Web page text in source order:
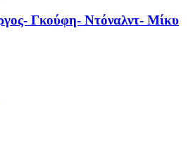
Γκούφη- Ντόναλντ- Μίκυ